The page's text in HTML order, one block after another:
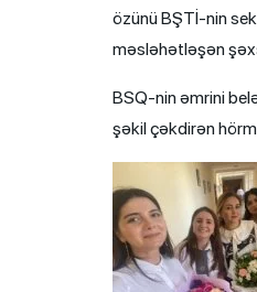
özünü BŞTİ-nin
məsləhətləşən
BSQ-nin əmrini
şəkil çəkdirən